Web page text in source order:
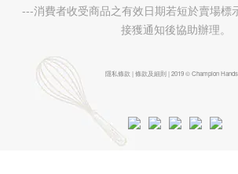
---消費者收受商品之有效日期若短於賣場標
接獲通知後協助辦理。
隱私條款 | 條款及細則 | 2019 © Champion